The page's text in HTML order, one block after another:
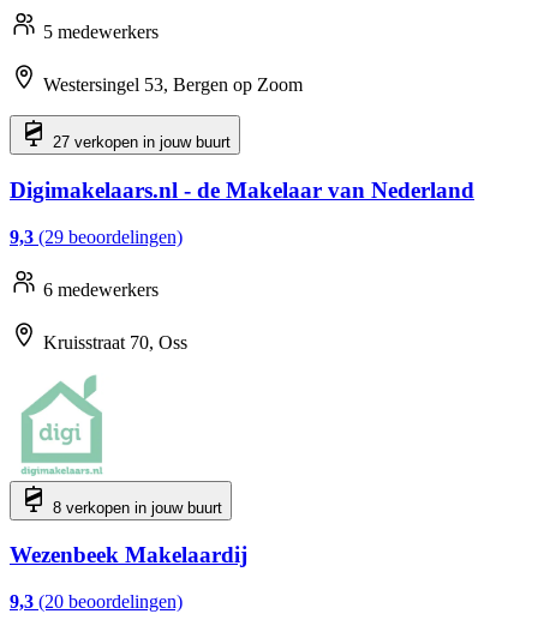
5 medewerkers
Westersingel 53, Bergen op Zoom
27 verkopen in jouw buurt
Digimakelaars.nl - de Makelaar van Nederland
9,3 (29 beoordelingen)
6 medewerkers
Kruisstraat 70, Oss
8 verkopen in jouw buurt
Wezenbeek Makelaardij
9,3 (20 beoordelingen)